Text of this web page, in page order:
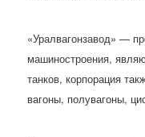
«Уралвагонзавод» —
машиностроения,
танков, корпорация
вагоны, полувагоны,